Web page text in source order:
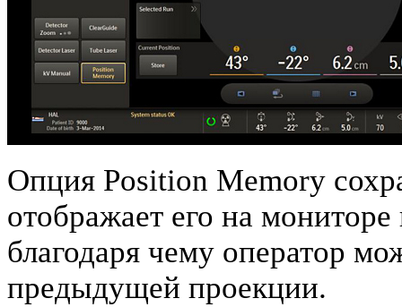
Опция Position Memory
отображает его на
благодаря чему оператор
предыдущей проекции.